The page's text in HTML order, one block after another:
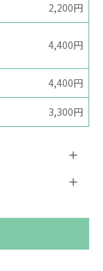
2,200円
4,400円
4,400円
3,300円